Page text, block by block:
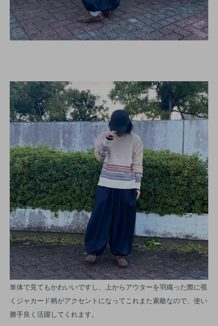
単体で見てもかわいいですし、上からアウターを羽織った際に覗
くジャカード柄がアクセントになってこれまた素敵なので、使い
勝手良く活躍してくれます。